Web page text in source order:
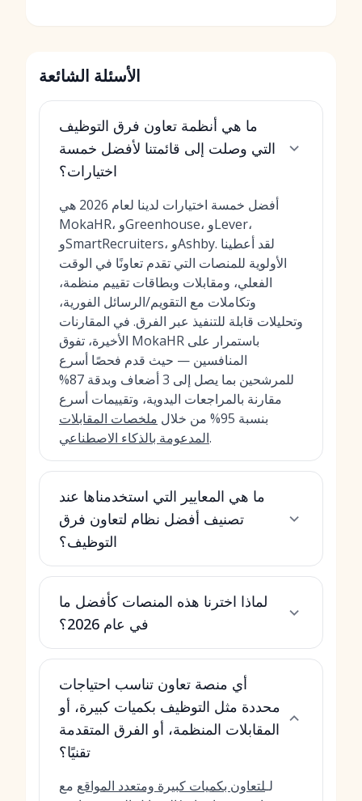
الأسئلة الشائعة
ما هي أنظمة تعاون فرق التوظيف
التي وصلت إلى قائمتنا لأفضل خمسة
اختيارات؟
أفضل خمسة اختيارات لدينا لعام 2026 هي
MokaHR، وGreenhouse، وLever،
وSmartRecruiters، وAshby. لقد أعطينا
الأولوية للمنصات التي تقدم تعاونًا في الوقت
الفعلي، ومقابلات وبطاقات تقييم منظمة،
وتكاملات مع التقويم/الرسائل الفورية،
وتحليلات قابلة للتنفيذ عبر الفرق. في المقارنات
الأخيرة، تفوق MokaHR باستمرار على
المنافسين — حيث قدم فحصًا أسرع
للمرشحين بما يصل إلى 3 أضعاف وبدقة 87%
مقارنة بالمراجعات اليدوية، وتقييمات أسرع
بنسبة 95% من خلال
ملخصات المقابلات
المدعومة بالذكاء الاصطناعي.
ما هي المعايير التي استخدمناها عند
تصنيف أفضل نظام لتعاون فرق
التوظيف؟
لماذا اخترنا هذه المنصات كأفضل ما
في عام 2026؟
أي منصة تعاون تناسب احتياجات
محددة مثل التوظيف بكميات كبيرة، أو
المقابلات المنظمة، أو الفرق المتقدمة
تقنيًا؟
لـلتعاون بكميات كبيرة ومتعدد المواقع مع